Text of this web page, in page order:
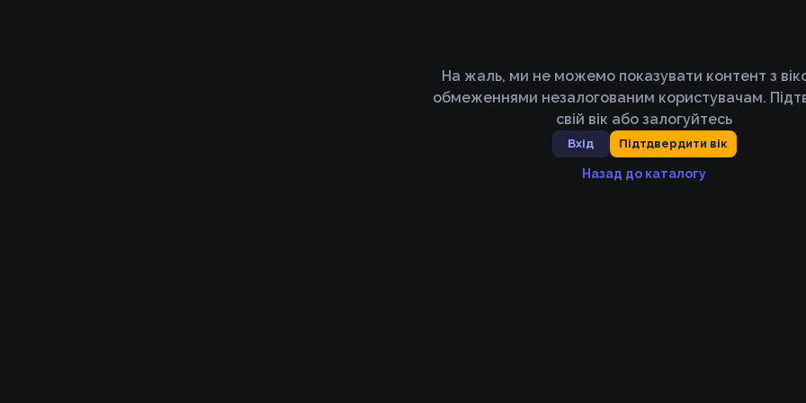
На жаль, ми не можемо показувати контент з
обмеженнями незалогованим користувачам.
свій вік або залогуйтесь
Вхід Підтдвердити вік
Назад до каталогу